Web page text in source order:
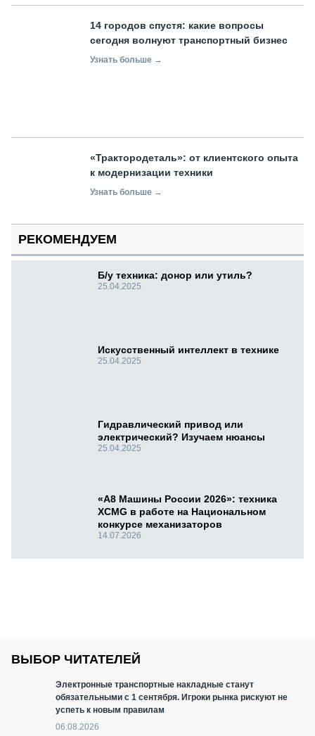
14 городов спустя: какие вопросы
сегодня волнуют транспортный бизнес
Узнать больше →
«Трактородеталь»: от клиентского опыта
к модернизации техники
Узнать больше →
РЕКОМЕНДУЕМ
Б/у техника: донор или утиль?
25.04.2025
Искусственный интеллект в технике
25.04.2025
Гидравлический привод или
электрический? Изучаем нюансы
25.04.2025
«А8 Машины России 2026»: техника
XCMG в работе на Национальном
конкурсе механизаторов
14.07.2026
ВЫБОР ЧИТАТЕЛЕЙ
Электронные транспортные накладные станут
обязательными с 1 сентября. Игроки рынка рискуют не
успеть к новым правилам
06.08.2026